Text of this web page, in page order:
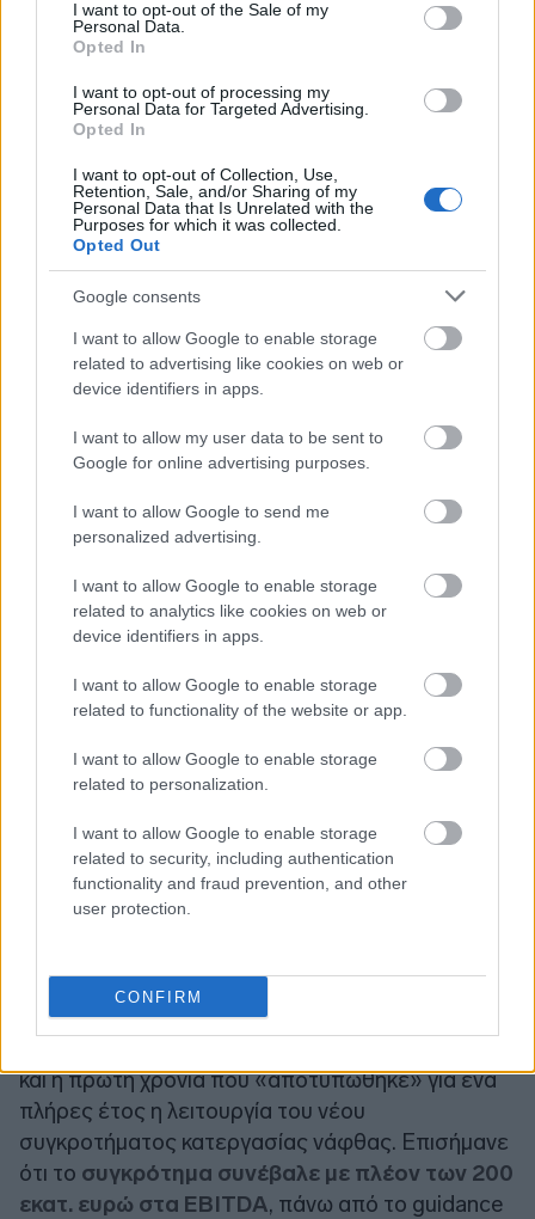
I want to opt-out of the Sale of my
Personal Data.
Opted In
I want to opt-out of processing my
Personal Data for Targeted Advertising.
Opted In
I want to opt-out of Collection, Use,
Retention, Sale, and/or Sharing of my
Personal Data that Is Unrelated with the
Purposes for which it was collected.
Opted Out
Google consents
I want to allow Google to enable storage
related to advertising like cookies on web or
device identifiers in apps.
I want to allow my user data to be sent to
Google for online advertising purposes.
I want to allow Google to send me
personalized advertising.
I want to allow Google to enable storage
related to analytics like cookies on web or
device identifiers in apps.
I want to allow Google to enable storage
related to functionality of the website or app.
I want to allow Google to enable storage
related to personalization.
I want to allow Google to enable storage
related to security, including authentication
functionality and fraud prevention, and other
user protection.
CONFIRM
κατανάλωση πετρελαίου θέρμανσης, με τα
καύσιμα κίνησης να παρουσιάζουν αύξηση κατά
5% σε ετήσια βάση.
Διαφορετική στρατηγική
Επίσης πέρυσι κινήθηκαν σε πολύ ικανοποιητικά
και η πρώτη χρονιά που «αποτυπώθηκε» για ένα
πλήρες έτος η λειτουργία του νέου
συγκροτήματος κατεργασίας νάφθας. Επισήμανε
ότι το συγκρότημα συνέβαλε με πλέον των 200
εκατ. ευρώ στα EBITDA, πάνω από το guidance